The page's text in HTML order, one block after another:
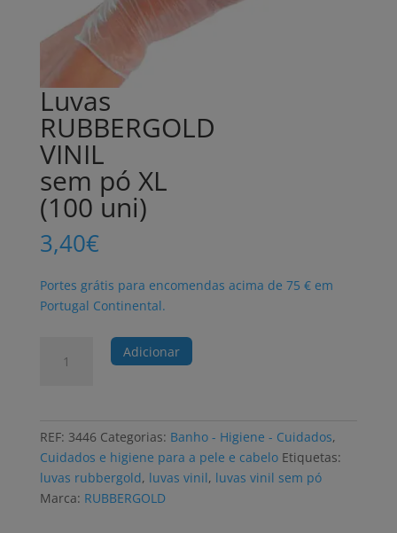
Luvas
RUBBERGOLD
VINIL
sem pó XL
(100 uni)
3,40€
Portes grátis para encomendas acima de 75 € em
Portugal Continental.
sem
pó
Adicionar
REF: 3446 Categorias: Banho - Higiene - Cuidados,
Cuidados e higiene para a pele e cabelo Etiquetas:
luvas rubbergold, luvas vinil, luvas vinil sem pó
Marca: RUBBERGOLD